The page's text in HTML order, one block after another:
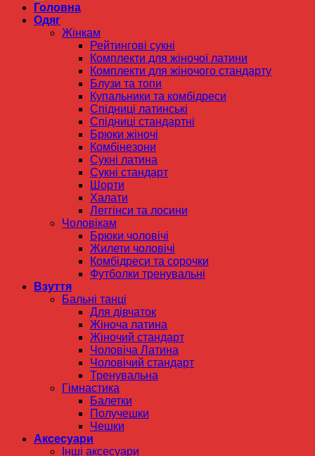
Головна
Одяг
Жінкам
Рейтингові сукні
Комплекти для жіночої латини
Комплекти для жіночого стандарту
Блузи та топи
Купальники та комбідреси
Спідниці латинські
Спідниці стандартні
Брюки жіночі
Комбінезони
Сукні латина
Сукні стандарт
Шорти
Халати
Леггінси та лосини
Чоловікам
Брюки чоловічі
Жилети чоловічі
Комбідреси та сорочки
Футболки тренувальні
Взуття
Бальні танці
Для дівчаток
Жіноча латина
Жіночий стандарт
Чоловіча Латина
Чоловічий стандарт
Тренувальна
Гімнастика
Балетки
Получешки
Чешки
Аксесуари
Інші аксесуари